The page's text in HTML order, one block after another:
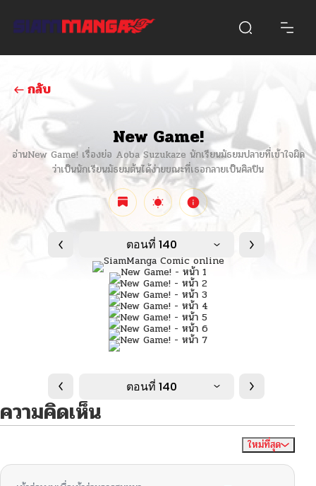
กลับ
New Game!
อ่านNew Game! เรื่องย่อ Aoba Suzukaze นักเรียนมัธยมปลายที่เข้าใจผิด
ว่าเป็นนักเรียนมัธยมต้นได้ง่ายขณะที่เธอกลายเป็นศิลปิน
ตอนที่ 140
ตอนที่ 140
ความคิดเห็น
ใหม่ที่สุด